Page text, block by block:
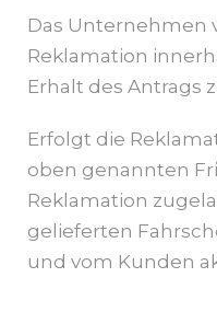
Das Unternehmen
Reklamation
Erhalt des Antrags
Erfolgt die
oben genannten
Reklamation
gelieferten
und vom Kunden